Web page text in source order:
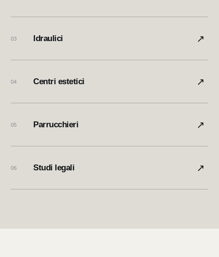
03 Idraulici ↗
04 Centri estetici ↗
05 Parrucchieri ↗
06 Studi legali ↗